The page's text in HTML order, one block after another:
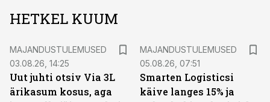
HETKEL KUUM
MAJANDUSTULEMUSED
03.08.26, 14:25
Uut juhti otsiv Via 3L
ärikasum kosus, aga
MAJANDUSTULEMUSED
05.08.26, 07:51
Smarten Logisticsi
käive langes 15% ja